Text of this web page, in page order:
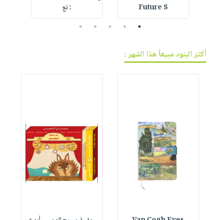
Future S
: تع
1
2
3
4
5
أكثر البنود مبيعاً هذا الشهر :